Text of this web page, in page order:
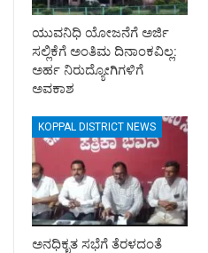
ಯುವನಿಧಿ ಯೋಜನೆಗೆ ಅರ್ಜಿ
ಸಲ್ಲಿಕೆಗೆ ಅಂತಿಮ ದಿನಾಂಕವಿಲ್ಲ:
ಅರ್ಹ ನಿರುದ್ಯೋಗಿಗಳಿಗೆ
ಅವಕಾಶ
KOPPAL DISTRICT NEWS
ಅನಧಿಕೃತ ಸಭೆಗೆ ತೆರಳದಂತೆ